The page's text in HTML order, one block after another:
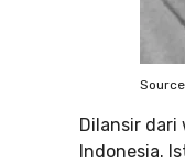
Dilansir dari
Indonesia.